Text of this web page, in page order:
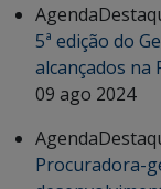
Agenda
5ª edição do
alcançados na
09 ago 2024
Agenda
Procuradora-